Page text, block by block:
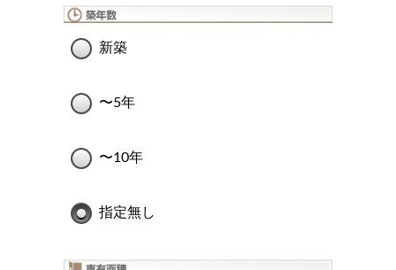
新築
〜5年
〜10年
指定無し